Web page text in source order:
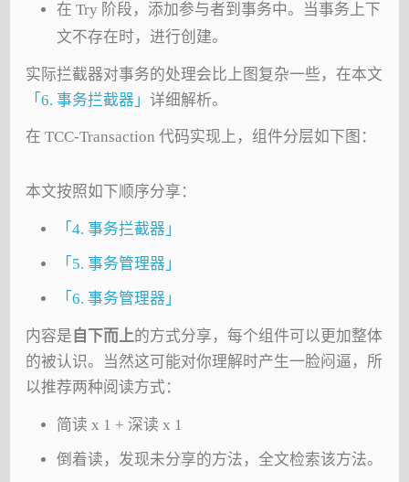
在 Try 阶段，添加参与者到事务中。当事务上下
文不存在时，进行创建。
实际拦截器对事务的处理会比上图复杂一些，在本文
「6. 事务拦截器」详细解析。
在 TCC-Transaction 代码实现上，组件分层如下图：
本文按照如下顺序分享：
「4. 事务拦截器」
「5. 事务管理器」
「6. 事务管理器」
内容是 自下而上的方式分享，每个组件可以更加整体
的被认识。当然这可能对你理解时产生一脸闷逼，所
以推荐两种阅读方式：
简读 x 1 + 深读 x 1
倒着读，发现未分享的方法，全文检索该方法。